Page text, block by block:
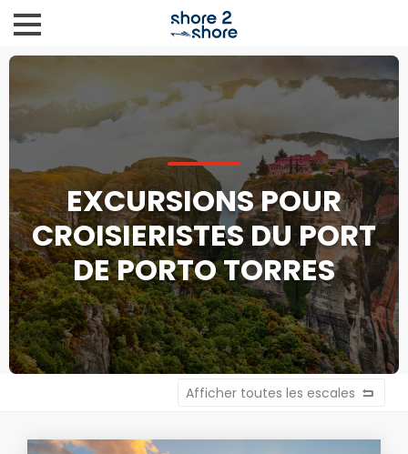
EXCURSIONS POUR
CROISIERISTES DU PORT
DE PORTO TORRES
Afficher toutes les escales